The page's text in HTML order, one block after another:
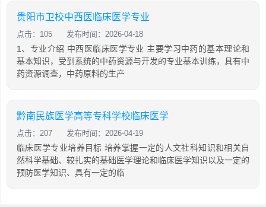
贵阳市卫校中西医临床医学专业
点击：105 发布时间：2026-04-18
1、专业介绍 中西医临床医学专业 主要学习中药的基本理论和
基本知识，受到系统的中药资源与开发的专业基本训练，具有中
药资源调查，中药原料的生产
黔南民族医学高等专科学校临床医学
点击：207 发布时间：2026-04-19
临床医学专业培养目标 培养掌握一定的人文社科知识和相关自
然科学基础、较扎实的基础医学理论和临床医学知识以及一定的
预防医学知识、具有一定的临